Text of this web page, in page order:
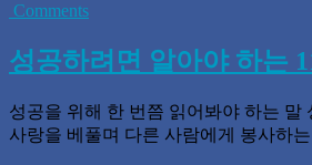
Comments
성공하려면 알아야 하는
성공을 위해 한 번쯤 읽어봐야 하는
사랑을 베풀며 다른 사람에게 봉사하